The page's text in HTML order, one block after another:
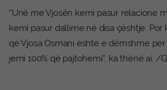
“Unë me Vjosën kemi pasur relacione
kemi pasur dallime në disa çështje.
që Vjosa Osmani është e dëmshme
jemi 100% që pajtohemi”, ka thënë ai. /